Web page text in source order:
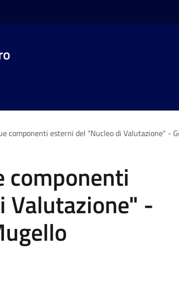
componenti esterni del "Nucleo di Valutazione" -
componenti
Valutazione" -